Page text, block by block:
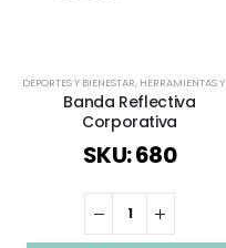
DEPORTES Y BIENESTAR, HERRAMIENTAS Y SET
Banda Reflectiva
Corporativa
SKU: 680